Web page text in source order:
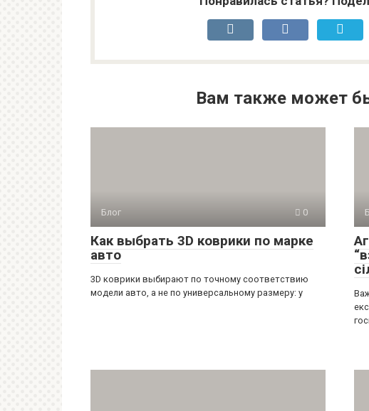
Вам также может
Блог 0
Как выбрать 3D коврики по марке
авто
3D коврики выбирают по точному соответствию
модели авто, а не по универсальному размеру: у